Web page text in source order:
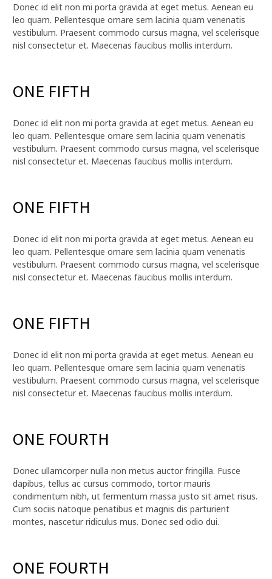
Donec id elit non mi porta gravida at eget metus. Aenean eu
leo quam. Pellentesque ornare sem lacinia quam venenatis
vestibulum. Praesent commodo cursus magna, vel scelerisque
nisl consectetur et. Maecenas faucibus mollis interdum.
ONE FIFTH
Donec id elit non mi porta gravida at eget metus. Aenean eu
leo quam. Pellentesque ornare sem lacinia quam venenatis
vestibulum. Praesent commodo cursus magna, vel scelerisque
nisl consectetur et. Maecenas faucibus mollis interdum.
ONE FIFTH
Donec id elit non mi porta gravida at eget metus. Aenean eu
leo quam. Pellentesque ornare sem lacinia quam venenatis
vestibulum. Praesent commodo cursus magna, vel scelerisque
nisl consectetur et. Maecenas faucibus mollis interdum.
ONE FIFTH
Donec id elit non mi porta gravida at eget metus. Aenean eu
leo quam. Pellentesque ornare sem lacinia quam venenatis
vestibulum. Praesent commodo cursus magna, vel scelerisque
nisl consectetur et. Maecenas faucibus mollis interdum.
ONE FOURTH
Donec ullamcorper nulla non metus auctor fringilla. Fusce
dapibus, tellus ac cursus commodo, tortor mauris
condimentum nibh, ut fermentum massa justo sit amet risus.
Cum sociis natoque penatibus et magnis dis parturient
montes, nascetur ridiculus mus. Donec sed odio dui.
ONE FOURTH